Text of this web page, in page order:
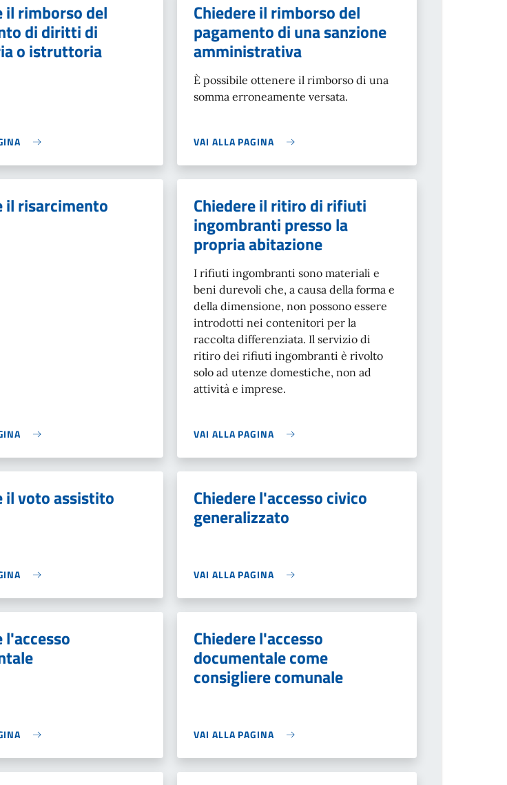
il rimborso del
di diritti di
o istruttoria
Chiedere il rimborso del
pagamento di una sanzione
amministrativa
È possibile ottenere il rimborso di una
somma erroneamente versata.
VAI ALLA PAGINA
il risarcimento Chiedere il ritiro di rifiuti
ingombranti presso la
propria abitazione
I rifiuti ingombranti sono materiali e
beni durevoli che, a causa della forma e
della dimensione, non possono essere
introdotti nei contenitori per la
raccolta differenziata. Il servizio di
ritiro dei rifiuti ingombranti è rivolto
solo ad utenze domestiche, non ad
attività e imprese.
VAI ALLA PAGINA
il voto assistito Chiedere l'accesso civico
generalizzato
VAI ALLA PAGINA
l'accesso Chiedere l'accesso
documentale come
consigliere comunale
VAI ALLA PAGINA